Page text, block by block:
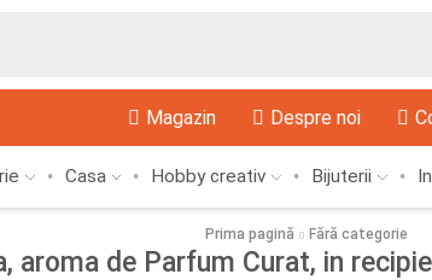
Magazin Despre noi
Casa Hobby creativ Bijuterii
Prima pagină Fără categorie
aroma de Parfum Curat, in